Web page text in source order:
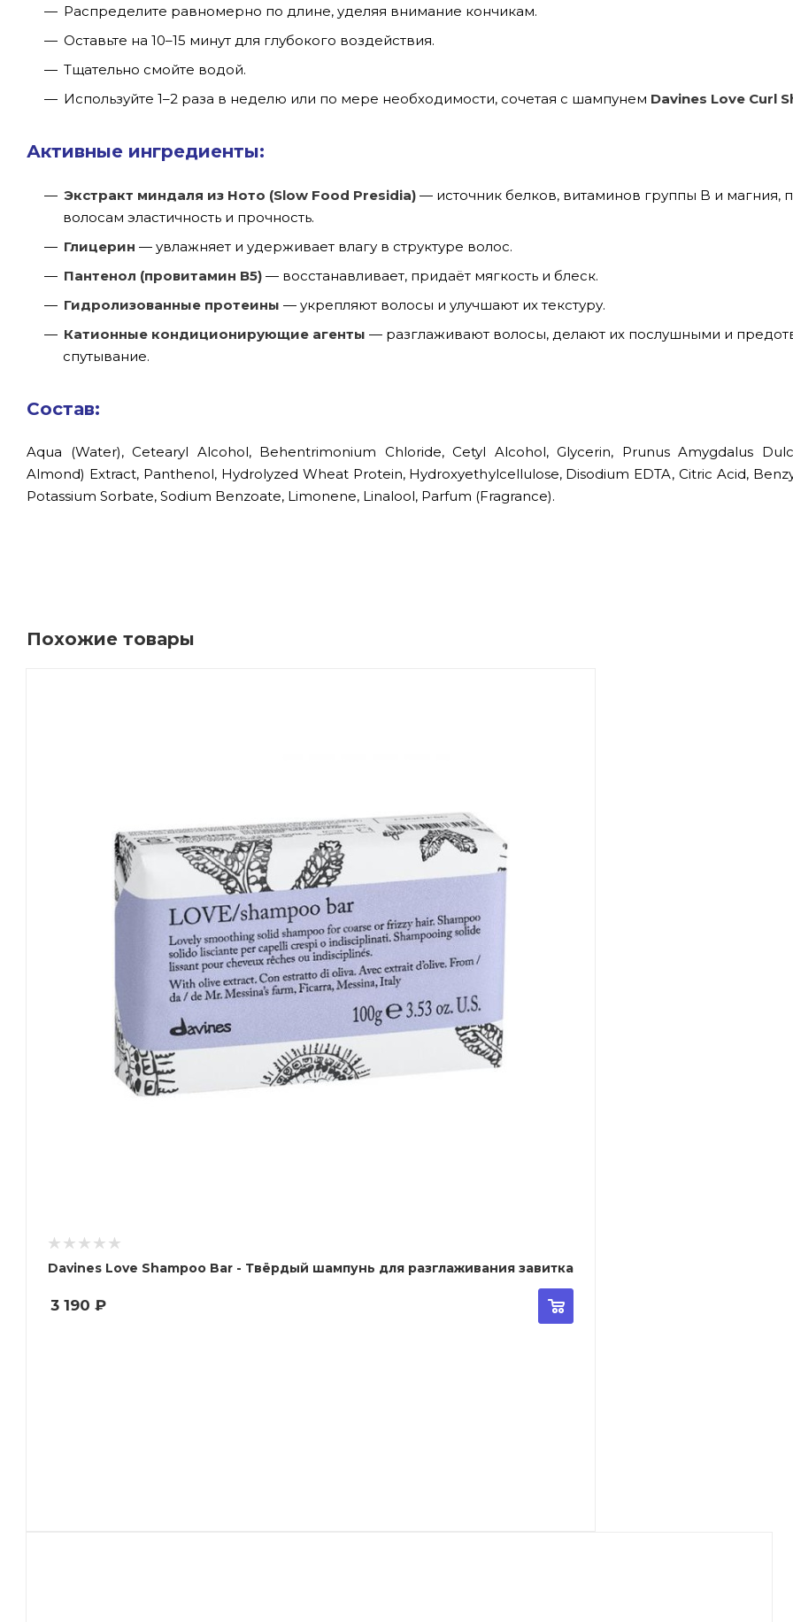
Распределите равномерно по длине, уделяя внимание кончикам.
Оставьте на 10–15 минут для глубокого воздействия.
Тщательно смойте водой.
Используйте 1–2 раза в неделю или по мере необходимости, сочетая с шампунем Davines Love Curl
Активные ингредиенты:
Экстракт миндаля из Ното (Slow Food Presidia) — источник белков, витаминов группы B и магния,
волосам эластичность и прочность.
Глицерин — увлажняет и удерживает влагу в структуре волос.
Пантенол (провитамин B5) — восстанавливает, придаёт мягкость и блеск.
Гидролизованные протеины — укрепляют волосы и улучшают их текстуру.
Катионные кондиционирующие агенты — разглаживают волосы, делают их послушными и
спутывание.
Состав:
Aqua (Water), Cetearyl Alcohol, Behentrimonium Chloride, Cetyl Alcohol, Glycerin, Prunus Amygdalus
Almond) Extract, Panthenol, Hydrolyzed Wheat Protein, Hydroxyethylcellulose, Disodium EDTA, Citric Acid,
Potassium Sorbate, Sodium Benzoate, Limonene, Linalool, Parfum (Fragrance).
Похожие товары
Davines Love Shampoo Bar - Твёрдый шампунь для разглаживания завитка
3 190 ₽